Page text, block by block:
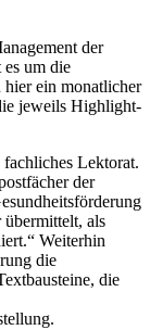
der
es um die
ein monatlicher
jeweils Highlight-
Lektorat.
der
als
Weiterhin
die
die